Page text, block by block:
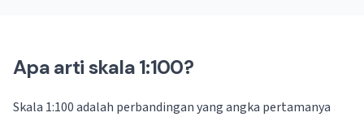
Apa arti skala 1:100?
Skala 1:100 adalah perbandingan yang angka pertamanya